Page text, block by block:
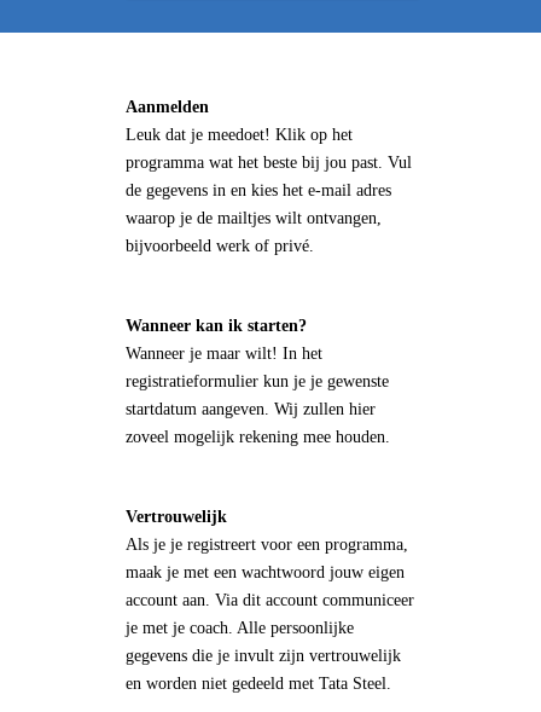
Aanmelden
Leuk dat je meedoet! Klik op het
programma wat het beste bij jou past. Vul
de gegevens in en kies het e-mail adres
waarop je de mailtjes wilt ontvangen,
bijvoorbeeld werk of privé.
Wanneer kan ik starten?
Wanneer je maar wilt! In het
registratieformulier kun je je gewenste
startdatum aangeven. Wij zullen hier
zoveel mogelijk rekening mee houden.
Vertrouwelijk
Als je je registreert voor een programma,
maak je met een wachtwoord jouw eigen
account aan. Via dit account communiceer
je met je coach. Alle persoonlijke
gegevens die je invult zijn vertrouwelijk
en worden niet gedeeld met Tata Steel.